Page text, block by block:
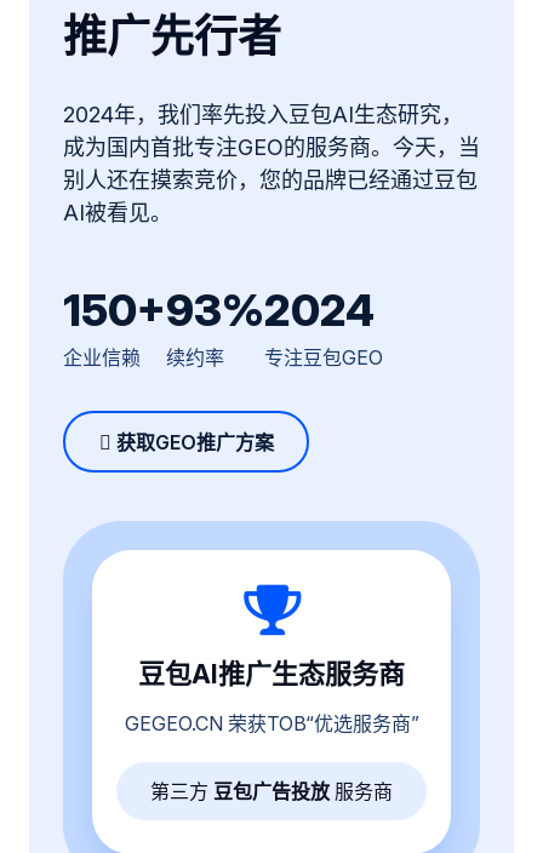
推广先行者
2024年，我们率先投入豆包AI生态研究，
成为国内首批专注GEO的服务商。今天，当
别人还在摸索竞价，您的品牌已经通过豆包
AI被看见。
150+
企业信赖
93%
续约率
2024
专注豆包GEO
获取GEO推广方案
豆包AI推广生态服务商
GEGEO.CN 荣获TOB“优选服务商”
第三方 豆包广告投放 服务商